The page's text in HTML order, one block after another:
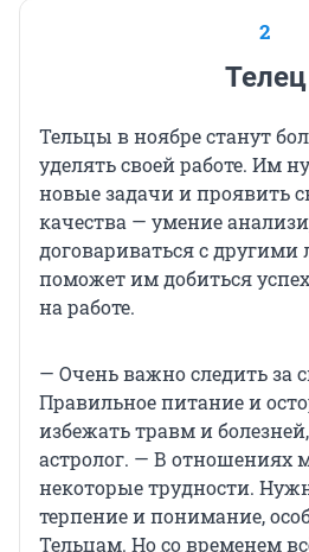
2
Телец
Тельцы в ноябре станут
уделять своей работе. Им
новые задачи и проявить
качества — умение
договариваться с
поможет им добиться
на работе.
— Очень важно следить за
Правильное питание и
избежать травм и
астролог. — В отношениях
некоторые трудности.
терпение и понимание,
Тельцам. Но со временем